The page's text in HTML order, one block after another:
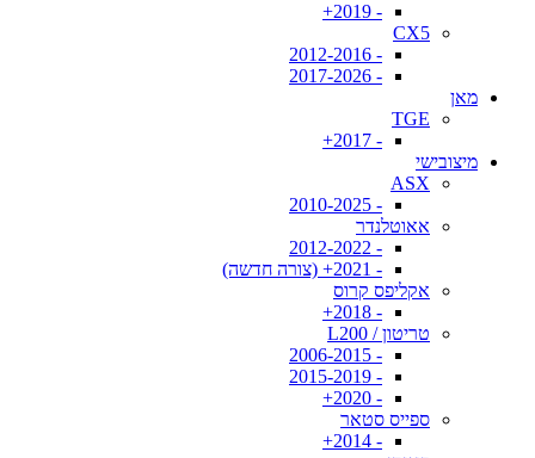
- 2019+
CX5
- 2012-2016
- 2017-2026
מאן
TGE
- 2017+
מיצובישי
ASX
- 2010-2025
אאוטלנדר
- 2012-2022
- 2021+ (צורה חדשה)
אקליפס קרוס
- 2018+
טריטון / L200
- 2006-2015
- 2015-2019
- 2020+
ספייס סטאר
- 2014+